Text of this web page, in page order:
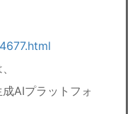
AIプラットフォ